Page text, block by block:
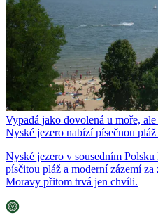
Vypadá jako dovolená u moře,
Nyské jezero nabízí písečnou
Nyské jezero v sousedním
písčitou pláž a moderní zázemí
Moravy přitom trvá jen chvíli.